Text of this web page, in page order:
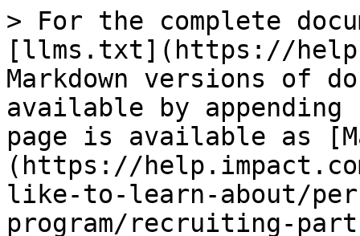
> For the complete
[llms.txt](https://
Markdown versions of
available by
page is available as
(https://
like-to-learn-about/
program/recruiting-